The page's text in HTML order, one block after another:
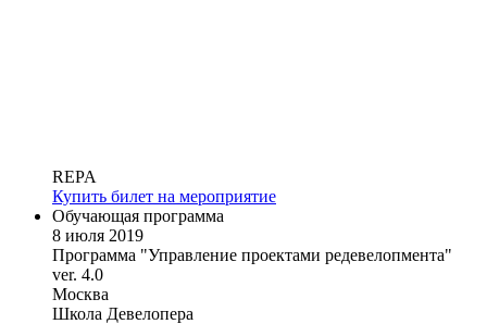
REPA
Купить билет на мероприятие
Обучающая программа
8 июля 2019
Программа "Управление проектами редевелопмента"
ver. 4.0
Москва
Школа Девелопера